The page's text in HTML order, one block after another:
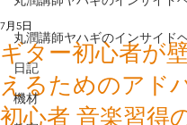
丸潤講師ヤハギのインサイド
日記
機材
ギター初心者が
えるためのアド
初心者 音楽習得
7月5日